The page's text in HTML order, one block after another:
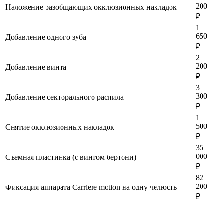
Наложение разобщающих окклюзионных накладок
200
₽
Добавление одного зуба
1
650
₽
Добавление винта
2
200
₽
Добавление секторального распила
3
300
₽
Снятие окклюзионных накладок
1
500
₽
Съемная пластинка (с винтом бертони)
35
000
₽
Фиксация аппарата Carriere motion на одну челюсть
82
200
₽